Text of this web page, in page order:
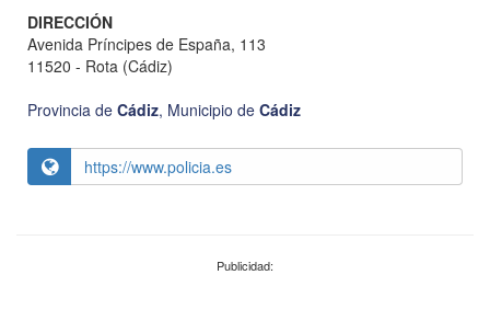
DIRECCIÓN
Avenida Príncipes de España, 113
11520 - Rota (Cádiz)
Provincia de Cádiz, Municipio de Cádiz
https://www.policia.es
Publicidad: